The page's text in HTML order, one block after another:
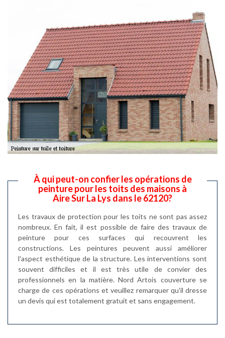
À qui peut-on confier les opérations de
peinture pour les toits des maisons à
Aire Sur La Lys dans le 62120?
Les travaux de protection pour les toits ne sont pas assez
nombreux. En fait, il est possible de faire des travaux de
peinture pour ces surfaces qui recouvrent les
constructions. Les peintures peuvent aussi améliorer
l'aspect esthétique de la structure. Les interventions sont
souvent difficiles et il est très utile de convier des
professionnels en la matière. Nord Artois couverture se
charge de ces opérations et veuillez remarquer qu'il dresse
un devis qui est totalement gratuit et sans engagement.